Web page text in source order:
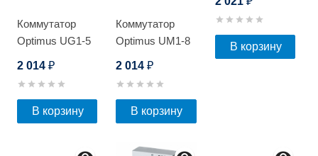
Коммутатор
Optimus UG1-5
2 014 ₽
В корзину
Коммутатор
Optimus UM1-8
2 014₽
В корзину
Даксис
В корзину